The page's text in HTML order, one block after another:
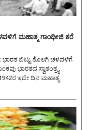
ಮಹಾತ್ಮ ಗಾಂಧೀಜಿ ಕರೆ
ಇದೇ ದಿನ ಮಹಾತ್ಮ